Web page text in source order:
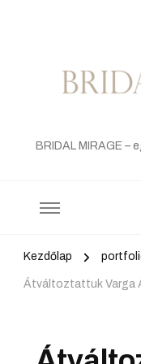
BRIDAL MIRAGE –
Kezdőlap
Átváltoztattuk Varga